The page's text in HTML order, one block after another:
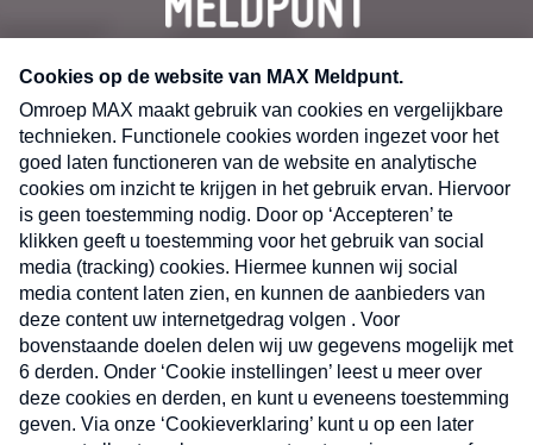
CONTACT
Volg ons op
X
Nieuwsbrief
Neem hier een gratis abonnement op de MAX